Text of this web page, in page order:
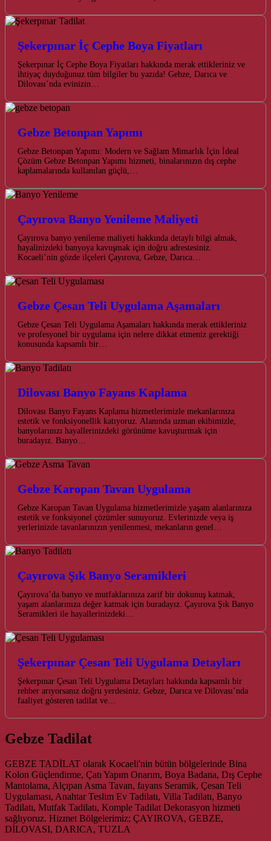
Şekerpınar İç Cephe Boya Fiyatları
Şekerpınar İç Cephe Boya Fiyatları hakkında merak ettikleriniz ve
ihtiyaç duyduğunuz tüm bilgiler bu yazıda! Gebze, Darıca ve
Dilovası’nda evinizin…
Gebze Betonpan Yapımı
Gebze Betonpan Yapımı: Modern ve Sağlam Mimarlık İçin İdeal
Çözüm Gebze Betonpan Yapımı hizmeti, binalarınızın dış cephe
kaplamalarında kullanılan güçlü,…
Çayırova Banyo Yenileme Maliyeti
Çayırova banyo yenileme maliyeti hakkında detaylı bilgi almak,
hayalinizdeki banyoya kavuşmak için doğru adrestesiniz.
Kocaeli’nin gözde ilçeleri Çayırova, Gebze, Darıca…
Gebze Çesan Teli Uygulama Aşamaları
Gebze Çesan Teli Uygulama Aşamaları hakkında merak ettikleriniz
ve profesyonel bir uygulama için nelere dikkat etmeniz gerektiği
konusunda kapsamlı bir…
Dilovası Banyo Fayans Kaplama
Dilovası Banyo Fayans Kaplama hizmetlerimizle mekanlarınıza
estetik ve fonksiyonellik katıyoruz. Alanında uzman ekibimizle,
banyolarınızı hayallerinizdeki görünüme kavuşturmak için
buradayız. Banyo…
Gebze Karopan Tavan Uygulama
Gebze Karopan Tavan Uygulama hizmetlerimizle yaşam alanlarınıza
estetik ve fonksiyonel çözümler sunuyoruz. Evlerinizde veya iş
yerlerinizde tavanlarınızın yenilenmesi, mekanların genel…
Çayırova Şık Banyo Seramikleri
Çayırova’da banyo ve mutfaklarınıza zarif bir dokunuş katmak,
yaşam alanlarınıza değer katmak için buradayız. Çayırova Şık Banyo
Seramikleri ile hayallerinizdeki…
Şekerpınar Çesan Teli Uygulama Detayları
Şekerpınar Çesan Teli Uygulama Detayları hakkında kapsamlı bir
rehber arıyorsanız doğru yerdesiniz. Gebze, Darıca ve Dilovası’nda
faaliyet gösteren tadilat ve…
Gebze Tadilat
GEBZE TADİLAT olarak Kocaeli'nin bütün bölgelerinde Bina
Kolon Güçlendirme, Çatı Yapım Onarım, Boya Badana, Dış Cephe
Mantolama, Alçıpan Asma Tavan, fayans Seramik, Çesan Teli
Uygulaması, Anahtar Teslim Ev Tadilatı, Villa Tadilatı, Banyo
Tadilatı, Mutfak Tadilatı, Komple Tadilat Dekorasyon hizmeti
sağlıyoruz. Hizmet Bölgelerimiz; ÇAYIROVA, GEBZE,
DİLOVASI, DARICA, TUZLA